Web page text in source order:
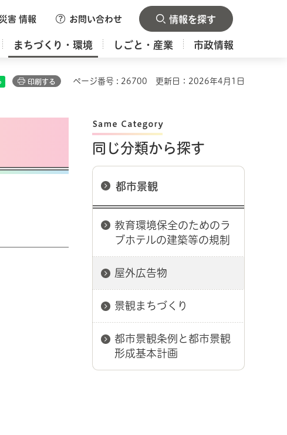
害 情報 お問い合わせ 情報を探す
まちづくり・環境 しごと・産業 市政情報
印刷する ページ番号 : 26700 更新日：2026年4月1日
同じ分類から探す
都市景観
教育環境保全のためのラ
ブホテルの建築等の規制
屋外広告物
景観まちづくり
都市景観条例と都市景観
形成基本計画